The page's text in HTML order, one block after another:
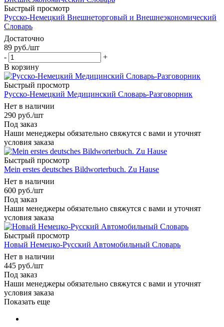
Быстрый просмотр
Русско-Немецкий Внешнеторговый и Внешнеэкономический
Словарь
Достаточно
89 руб./шт
-
+
В корзину
Быстрый просмотр
Русско-Немецкий Медицинский Словарь-Разговорник
Нет в наличии
290 руб./шт
Под заказ
Наши менеджеры обязательно свяжутся с вами и уточнят
условия заказа
Быстрый просмотр
Mein erstes deutsches Bildworterbuch. Zu Hause
Нет в наличии
600 руб./шт
Под заказ
Наши менеджеры обязательно свяжутся с вами и уточнят
условия заказа
Быстрый просмотр
Новый Немецко-Русский Автомобильный Словарь
Нет в наличии
445 руб./шт
Под заказ
Наши менеджеры обязательно свяжутся с вами и уточнят
условия заказа
Показать еще